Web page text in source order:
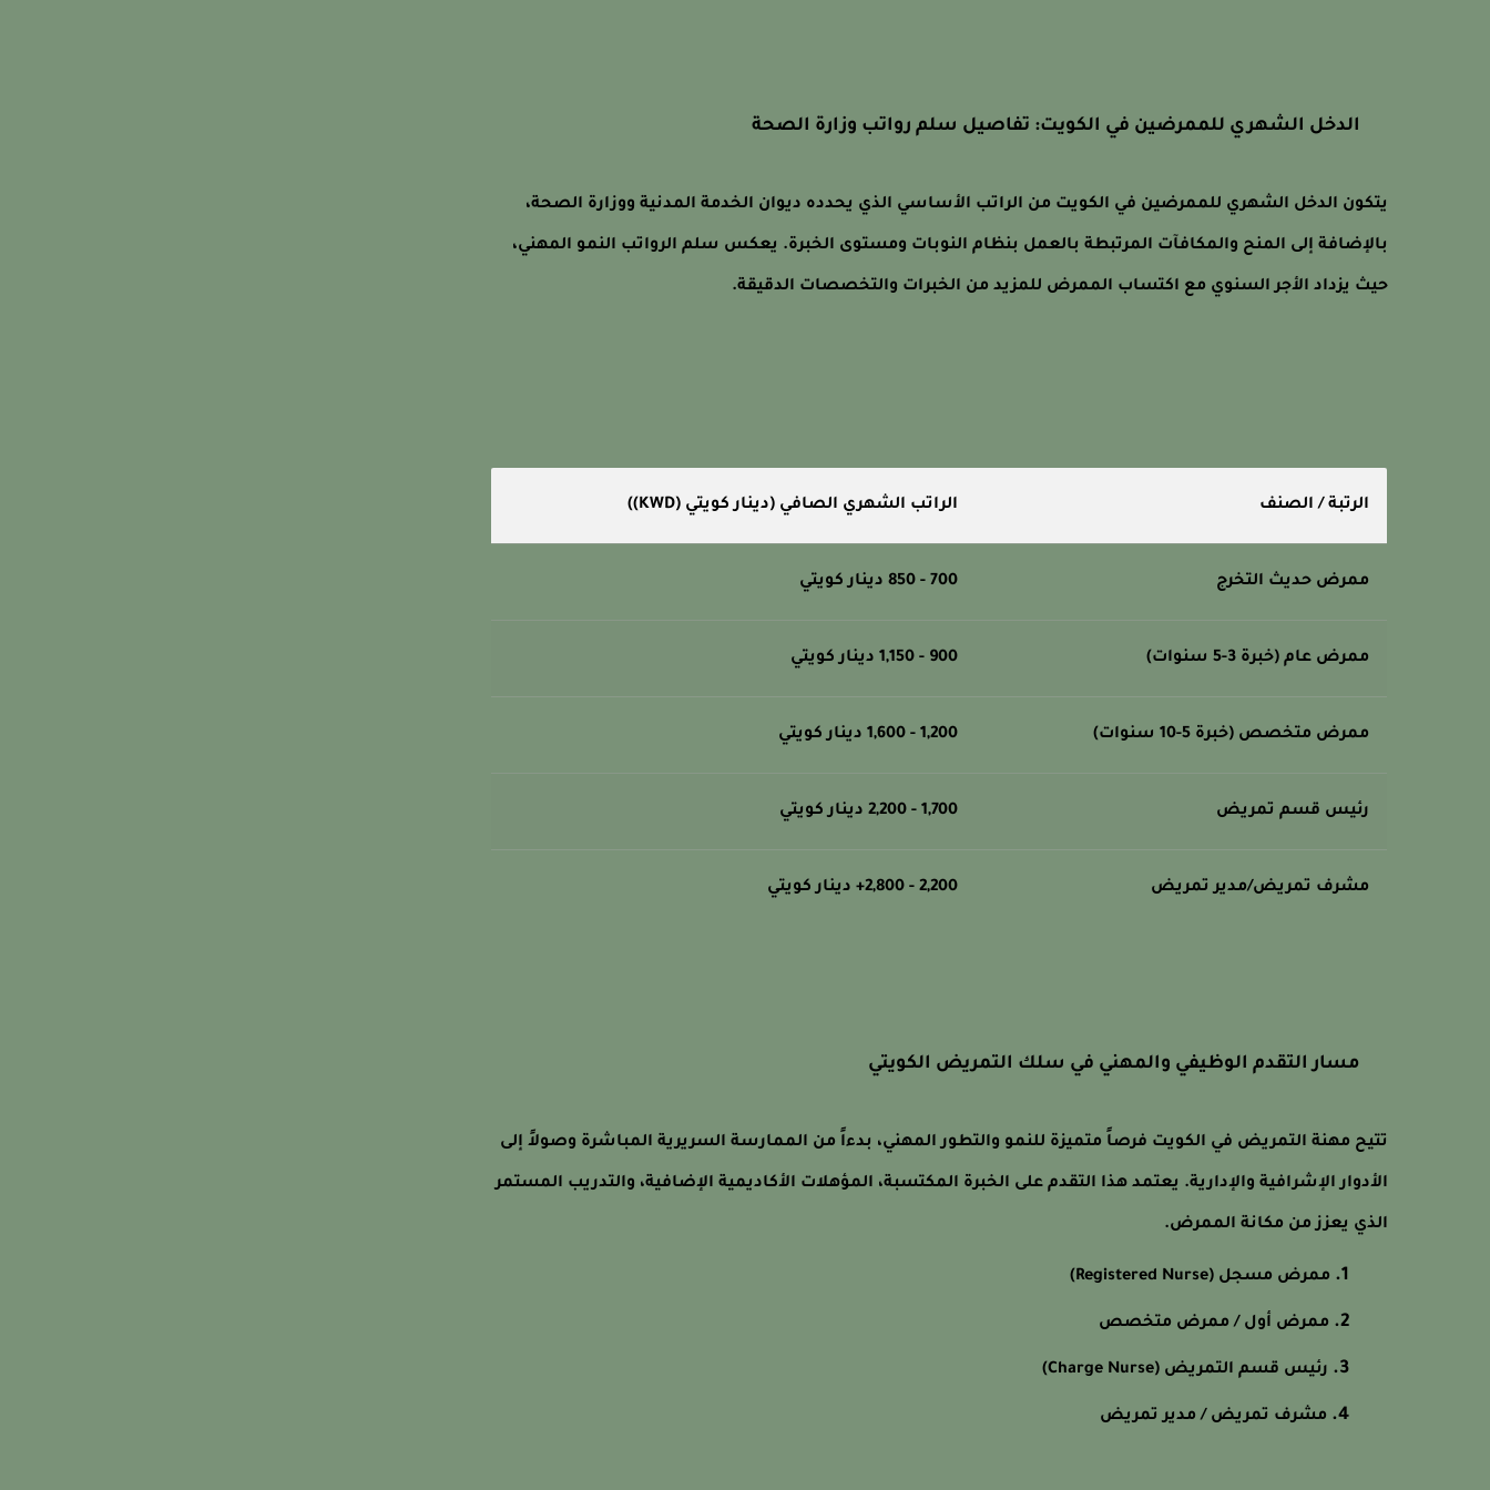
الدخل الشهري للممرضين في الكويت: تفاصيل سلم رواتب وزارة الصحة
يتكون الدخل الشهري للممرضين في الكويت من الراتب الأساسي الذي يحدده ديوان الخدمة المدنية ووزارة الصحة،
بالإضافة إلى المنح والمكافآت المرتبطة بالعمل بنظام النوبات ومستوى الخبرة. يعكس سلم الرواتب النمو المهني،
حيث يزداد الأجر السنوي مع اكتساب الممرض للمزيد من الخبرات والتخصصات الدقيقة.
الرتبة / الصنف الراتب الشهري الصافي (دينار كويتي (KWD))
ممرض حديث التخرج 700 - 850 دينار كويتي
ممرض عام (خبرة 3-5 سنوات) 900 - 1,150 دينار كويتي
ممرض متخصص (خبرة 5-10 سنوات) 1,200 - 1,600 دينار كويتي
رئيس قسم تمريض 1,700 - 2,200 دينار كويتي
مشرف تمريض/مدير تمريض 2,200 - 2,800+ دينار كويتي
مسار التقدم الوظيفي والمهني في سلك التمريض الكويتي
تتيح مهنة التمريض في الكويت فرصاً متميزة للنمو والتطور المهني، بدءاً من الممارسة السريرية المباشرة وصولاً إلى
الأدوار الإشرافية والإدارية. يعتمد هذا التقدم على الخبرة المكتسبة، المؤهلات الأكاديمية الإضافية، والتدريب المستمر
الذي يعزز من مكانة الممرض.
ممرض مسجل (Registered Nurse)
ممرض أول / ممرض متخصص
رئيس قسم التمريض (Charge Nurse)
مشرف تمريض / مدير تمريض